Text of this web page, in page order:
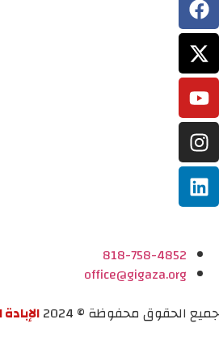
818-758-4852
office@gigaza.org
جميع الحقوق محفوظة © 2024